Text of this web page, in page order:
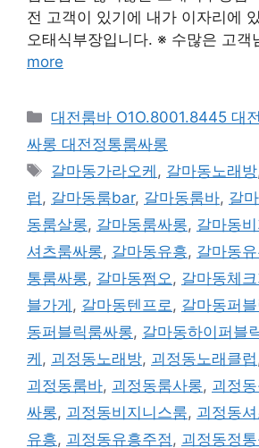
전 고객이 있기에 내가 이자리에
오태식부장입니다. ※ 수많은 고객
more
카
테
리
대전룸바 O1O.8001.8445 대
싸롱 대전정통룸싸롱
태
그
갈마동가라오케 , 갈마동노래방
럽, 갈마동룸bar, 갈마동룸바, 갈
동룸살롱, 갈마동룸싸롱, 갈마동
셔츠룸싸롱, 갈마동유흥, 갈마동
통룸싸롱, 갈마동쩜오, 갈마동체크
블가게 , 갈마동텐프로, 갈마동퍼
동퍼블릭룸싸롱, 갈마동하이퍼블
케 , 괴정동노래방, 괴정동노래클럽
괴정동룸바, 괴정동룸사롱, 괴정
싸롱, 괴정동비지니스룸, 괴정동
유흥, 괴정동유흥주점, 괴정동정